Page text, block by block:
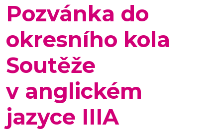
Pozvánka do
okresního kola
Soutěže
v anglickém
jazyce IIIA